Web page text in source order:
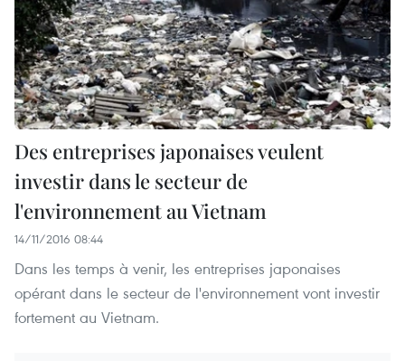
Des entreprises japonaises veulent
investir dans le secteur de
l'environnement au Vietnam
14/11/2016 08:44
Dans les temps à venir, les entreprises japonaises
opérant dans le secteur de l'environnement vont investir
fortement au Vietnam.